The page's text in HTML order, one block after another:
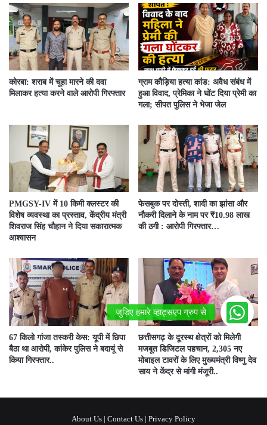
कोरबा: शराब में चूहा मारने की दवा
मिलाकर हत्या करने वाले आरोपी गिरफ्तार
ग्राम कौड़िया हत्या कांड: अवैध संबंध में
हुआ विवाद, प्रेमिका ने घोंट दिया प्रेमी का
गला; सीपत पुलिस ने भेजा जेल
PMGSY-IV में 10 किमी क्लस्टर की
विशेष व्यवस्था का प्रस्ताव, केंद्रीय मंत्री
शिवराज सिंह चौहान ने दिया सकारात्मक
आश्वासन
फेसबुक पर दोस्ती, शादी का झांसा और
नौकरी दिलाने के नाम पर ₹10.98 लाख
की ठगी : आरोपी गिरफ्तार…
67 किलो गांजा तस्करी केस: यूपी में छिपा
बैठा था आरोपी, कांकेर पुलिस ने बदायूं से
किया गिरफ्तार..
छत्तीसगढ़ के दूरस्थ क्षेत्रों को मिलेगी
मजबूत डिजिटल पहचान, 2,305 नए
मोबाइल टावरों के लिए मुख्यमंत्री विष्णु देव
साय ने केंद्र से मांगी मंजूरी..
About Us | Contact Us | Privacy Policy